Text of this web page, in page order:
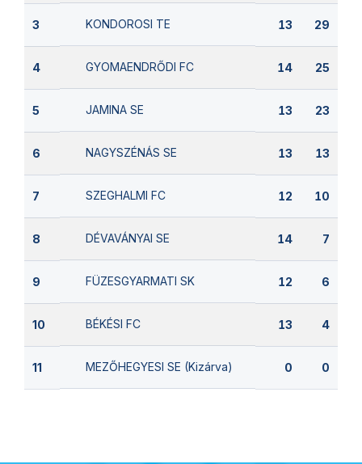
3 KONDOROSI TE 13 29
4 GYOMAENDRŐDI FC 14 25
5 JAMINA SE 13 23
6 NAGYSZÉNÁS SE 13 13
7 SZEGHALMI FC 12 10
8 DÉVAVÁNYAI SE 14 7
9 FÜZESGYARMATI SK 12 6
10 BÉKÉSI FC 13 4
11 MEZŐHEGYESI SE (Kizárva) 0 0